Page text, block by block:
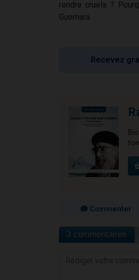
rendre cruels ?
Guemara.
Recevez
Commenter
3 commentaires